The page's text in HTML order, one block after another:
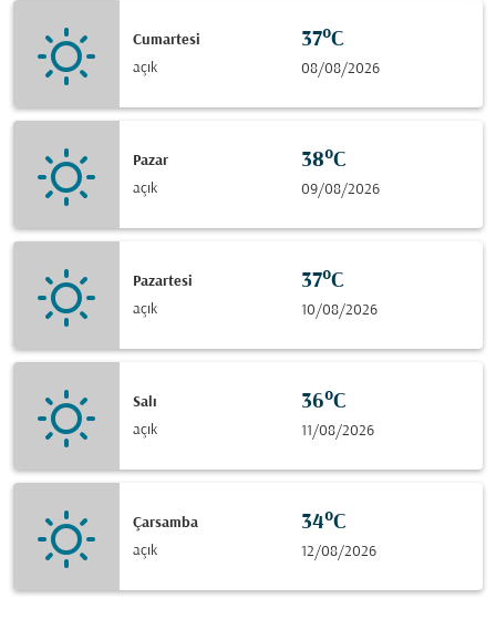
Cumartesi
açık
37°C
08/08/2026
Pazar
açık
38°C
09/08/2026
Pazartesi
açık
37°C
10/08/2026
Salı
açık
36°C
11/08/2026
Çarsamba
açık
34°C
12/08/2026